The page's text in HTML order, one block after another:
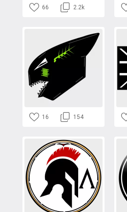
66 2.2k
16 154